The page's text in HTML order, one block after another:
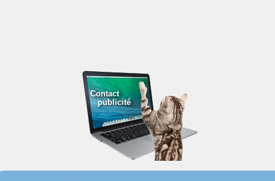
Contact
publicité